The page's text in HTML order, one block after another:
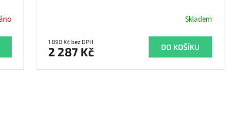
Skladem
1 890 Kč bez DPH
2 287 Kč DO KOŠÍKU